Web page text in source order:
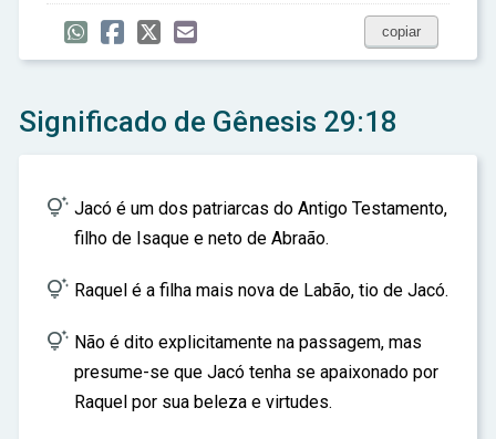
copiar
Significado de Gênesis 29:18
 Jacó é um dos patriarcas do Antigo Testamento,
filho de Isaque e neto de Abraão.
 Raquel é a filha mais nova de Labão, tio de Jacó.
 Não é dito explicitamente na passagem, mas
presume-se que Jacó tenha se apaixonado por
Raquel por sua beleza e virtudes.